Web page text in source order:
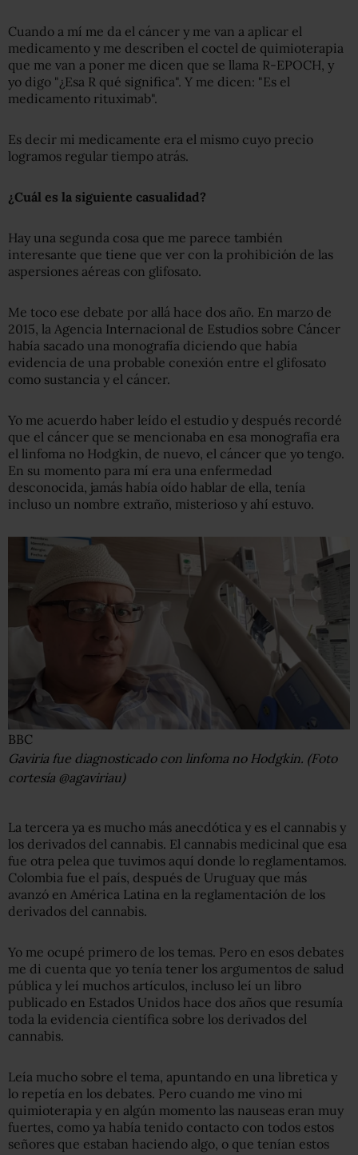
Cuando a mí me da el cáncer y me van a aplicar el
medicamento y me describen el coctel de quimioterapia
que me van a poner me dicen que se llama R-EPOCH, y
yo digo "¿Esa R qué significa". Y me dicen: "Es el
medicamento rituximab".
Es decir mi medicamente era el mismo cuyo precio
logramos regular tiempo atrás.
¿Cuál es la siguiente casualidad?
Hay una segunda cosa que me parece también
interesante que tiene que ver con la prohibición de las
aspersiones aéreas con glifosato.
Me toco ese debate por allá hace dos año. En marzo de
2015, la Agencia Internacional de Estudios sobre Cáncer
había sacado una monografía diciendo que había
evidencia de una probable conexión entre el glifosato
como sustancia y el cáncer.
Yo me acuerdo haber leído el estudio y después recordé
que el cáncer que se mencionaba en esa monografía era
el linfoma no Hodgkin, de nuevo, el cáncer que yo tengo.
En su momento para mí era una enfermedad
desconocida, jamás había oído hablar de ella, tenía
incluso un nombre extraño, misterioso y ahí estuvo.
BBC
Gaviria fue diagnosticado con linfoma no Hodgkin. (Foto
cortesía @agaviriau)
La tercera ya es mucho más anecdótica y es el cannabis y
los derivados del cannabis. El cannabis medicinal que esa
fue otra pelea que tuvimos aquí donde lo reglamentamos.
Colombia fue el país, después de Uruguay que más
avanzó en América Latina en la reglamentación de los
derivados del cannabis.
Yo me ocupé primero de los temas. Pero en esos debates
me di cuenta que yo tenía tener los argumentos de salud
pública y leí muchos artículos, incluso leí un libro
publicado en Estados Unidos hace dos años que resumía
toda la evidencia científica sobre los derivados del
cannabis.
Leía mucho sobre el tema, apuntando en una libretica y
lo repetía en los debates. Pero cuando me vino mi
quimioterapia y en algún momento las nauseas eran muy
fuertes, como ya había tenido contacto con todos estos
señores que estaban haciendo algo, o que tenían estos